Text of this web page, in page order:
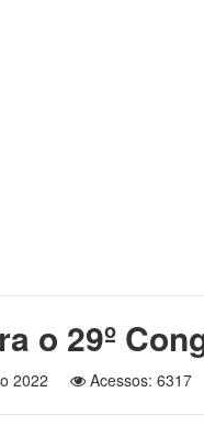
o 29º
2022 Acessos: 6317